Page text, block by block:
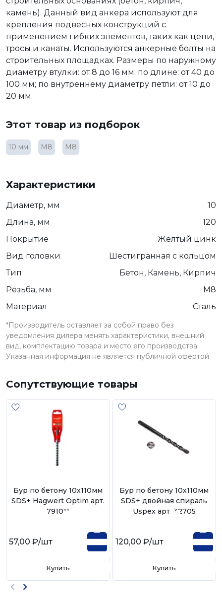
камень). Данный вид анкера используют для
крепления подвесных конструкций с
применением гибких элементов, таких как цепи,
тросы и канаты. Используются анкерные болты на
строительных площадках. Размеры по наружному
диаметру втулки: от 8 до 16 мм; по длине: от 40 до
100 мм; по внутреннему диаметру петли: от 10 до
20 мм.
Этот товар из подборок
10 мм М8 М8
Характеристики
Диаметр, мм
10
Длина, мм
120
Покрытие
Желтый цинк
Вид головки
Шестигранная с кольцом
Тип
Бетон, Камень, Кирпич
Резьба, мм
М8
Материал
Сталь
*Производитель оставляет за собой право без
уведомления дилера менять характеристики, внешний
вид, комплектацию товара и место его производства.
Указанная информация не является публичной офертой
Сопутствующие товары
Бур по бетону 10х110мм
SDS+ Hagwert Optim арт.
791011
57,00 ₽/шт
Купить
Бур по бетону 10х110мм
SDS+ двойная спираль
Uspex арт. 32705
120,00 ₽/шт
Купить